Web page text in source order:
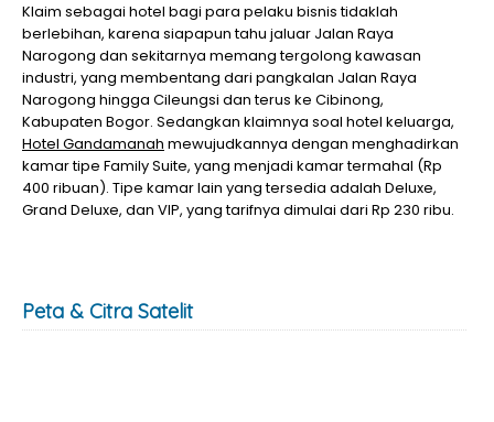
Klaim sebagai hotel bagi para pelaku bisnis tidaklah
berlebihan, karena siapapun tahu jaluar Jalan Raya
Narogong dan sekitarnya memang tergolong kawasan
industri, yang membentang dari pangkalan Jalan Raya
Narogong hingga Cileungsi dan terus ke Cibinong,
Kabupaten Bogor. Sedangkan klaimnya soal hotel keluarga,
Hotel Gandamanah mewujudkannya dengan menghadirkan
kamar tipe Family Suite, yang menjadi kamar termahal (Rp
400 ribuan). Tipe kamar lain yang tersedia adalah Deluxe,
Grand Deluxe, dan VIP, yang tarifnya dimulai dari Rp 230 ribu.
Peta & Citra Satelit